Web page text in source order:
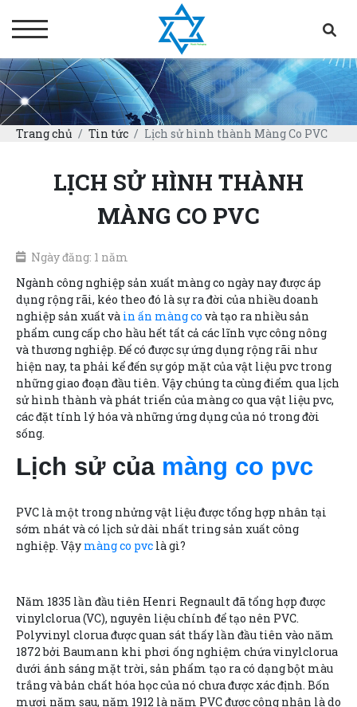
Trang chủ Tin tức Lịch sử hình thành Màng Co PVC
LỊCH SỬ HÌNH THÀNH
MÀNG CO PVC
Ngày đăng: 1 năm
Ngành công nghiệp sản xuất màng co ngày nay được áp
dụng rộng rãi, kéo theo đó là sự ra đời của nhiều doanh
nghiệp sản xuất và in ấn màng co và tạo ra nhiều sản
phẩm cung cấp cho hầu hết tất cả các lĩnh vực công nông
và thương nghiệp. Để có được sự ứng dụng rộng rãi như
hiện nay, ta phải kể đến sự góp mặt của vật liệu pvc trong
những giao đoạn đầu tiên. Vậy chúng ta cùng điểm qua lịch
sử hình thành và phát triển của màng co qua vật liệu pvc,
các đặt tính lý hóa và những ứng dụng của nó trong đời
sống.
Lịch sử của màng co pvc
PVC là một trong nhửng vật liệu được tổng hợp nhân tại
sớm nhát và có lịch sử dài nhất tring sản xuất công
nghiệp. Vậy màng co pvc là gì?
Năm 1835 lần đầu tiên Henri Regnault đã tổng hợp được
vinylclorua (VC), nguyên liệu chính để tạo nên PVC.
Polyvinyl clorua được quan sát thấy lần đầu tiên vào năm
1872 bởi Baumann khi phơi ống nghiệm chứa vinylclorua
dưới ánh sáng mặt trời, sản phẩm tạo ra có dạng bột màu
trắng và bản chất hóa học của nó chưa được xác định. Bốn
mươi năm sau, năm 1912 là năm PVC được công nhận là do